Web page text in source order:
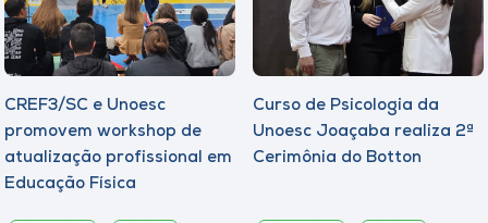
CREF3/SC e Unoesc
promovem workshop de
atualização profissional em
Educação Física
Curso de Psicologia da
Unoesc Joaçaba realiza 2ª
Cerimônia do Botton